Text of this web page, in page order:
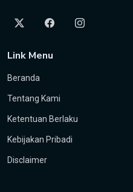
Link Menu
Beranda
Tentang Kami
Ketentuan Berlaku
Kebijakan Pribadi
Disclaimer